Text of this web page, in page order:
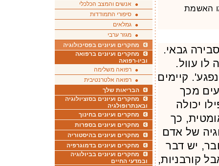
האשמת
גבאי.
עוול.
קיימים
מכך
יכולה
כך
של אדם
יש דבר
קורבניות,
אנשים והמצב הכלכלי
סיפורי התמודדות
גמלאים
מגזר ערבי
מחקרים ועיונים בפסיכולוגיה
מחקרים ועיונים ברפואה
וביו-רפואה
רפואה משלימה
רפואה אלטרנטיבית
הבריאות שלך
מחקרים ועיונים בסוציולוגיה
ובאנתרופולגיה
מחקרים ועיונים בחינוך
מחקרים ועיונים בספרות
מחקרים ועיונים בהיסטוריה
מחקרים ועיונים בדמוגרפיה
מחקרים ועיונים בביולוגיה
ובמדעי החיים